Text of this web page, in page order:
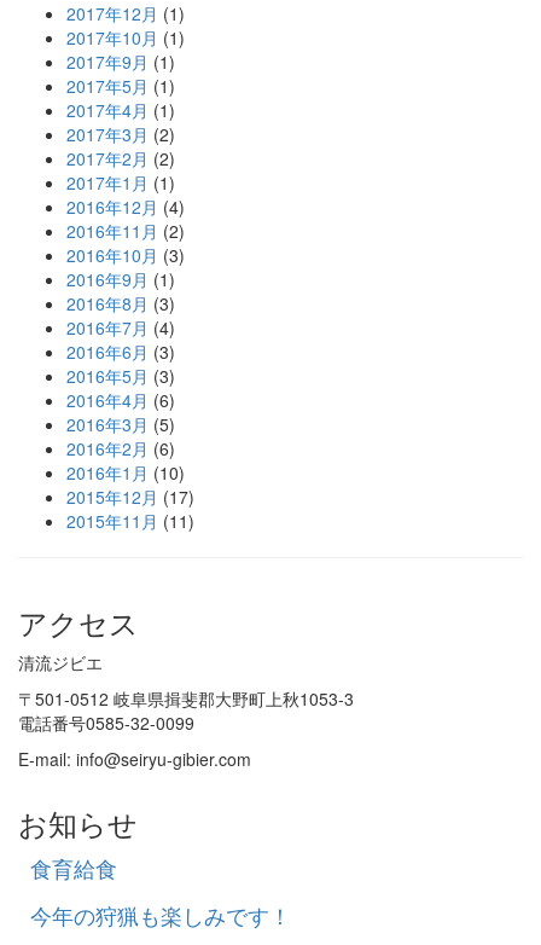
2017年12月 (1)
2017年10月 (1)
2017年9月 (1)
2017年5月 (1)
2017年4月 (1)
2017年3月 (2)
2017年2月 (2)
2017年1月 (1)
2016年12月 (4)
2016年11月 (2)
2016年10月 (3)
2016年9月 (1)
2016年8月 (3)
2016年7月 (4)
2016年6月 (3)
2016年5月 (3)
2016年4月 (6)
2016年3月 (5)
2016年2月 (6)
2016年1月 (10)
2015年12月 (17)
2015年11月 (11)
アクセス
清流ジビエ
〒501-0512 岐阜県揖斐郡大野町上秋1053-3
電話番号0585-32-0099
E-mail: info@seiryu-gibier.com
お知らせ
食育給食
今年の狩猟も楽しみです！